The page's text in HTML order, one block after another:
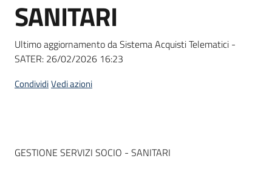
strumenti
acquisto
telematiche
SANITARI
Ultimo aggiornamento da Sistema Acquisti Telematici -
SATER: 26/02/2026 16:23
CondividiVedi azioni
Dati del bando
GESTIONE SERVIZI SOCIO - SANITARI